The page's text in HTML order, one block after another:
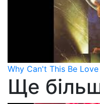
Why Can't This Be Love
Ще